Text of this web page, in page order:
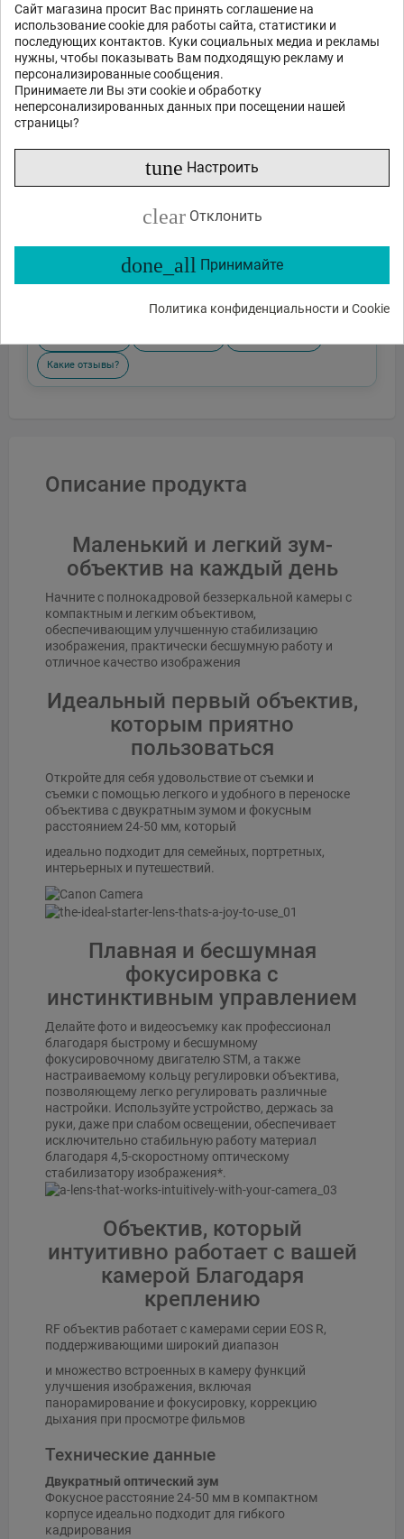
Сайт магазина просит Вас принять соглашение на
использование cookie для работы сайта, статистики и
последующих контактов. Куки социальных медиа и рекламы
нужны, чтобы показывать Вам подходящую рекламу и
персонализированные сообщения.
Принимаете ли Вы эти cookie и обработку
неперсонализированных данных при посещении нашей
страницы?
tune Настроить
clear Отклонить
done_all Принимайте
Политика конфиденциальности и Cookie
Какие отзывы?
Описание продукта
Маленький и легкий зум-
объектив на каждый день
Начните с полнокадровой беззеркальной камеры с
компактным и легким объективом,
обеспечивающим улучшенную стабилизацию
изображения, практически бесшумную работу и
отличное качество изображения
Идеальный первый объектив,
которым приятно
пользоваться
Откройте для себя удовольствие от съемки и
съемки с помощью легкого и удобного в переноске
объектива с двукратным зумом и фокусным
расстоянием 24-50 мм, который
идеально подходит для семейных, портретных,
интерьерных и путешествий.
Плавная и бесшумная
фокусировка с
инстинктивным управлением
Делайте фото и видеосъемку как профессионал
благодаря быстрому и бесшумному
фокусировочному двигателю STM, а также
настраиваемому кольцу регулировки объектива,
позволяющему легко регулировать различные
настройки. Используйте устройство, держась за
руки, даже при слабом освещении, обеспечивает
исключительно стабильную работу материал
благодаря 4,5-скоростному оптическому
стабилизатору изображения*.
Объектив, который
интуитивно работает с вашей
камерой Благодаря
креплению
RF объектив работает с камерами серии EOS R,
поддерживающими широкий диапазон
и множество встроенных в камеру функций
улучшения изображения, включая
панорамирование и фокусировку, коррекцию
дыхания при просмотре фильмов
Технические данные
Двукратный оптический зум
Фокусное расстояние 24-50 мм в компактном
корпусе идеально подходит для гибкого
кадрирования